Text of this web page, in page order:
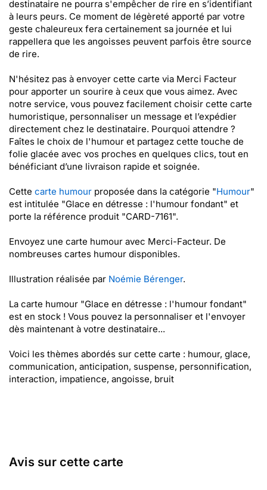
destinataire ne pourra s'empêcher de rire en s’identifiant
à leurs peurs. Ce moment de légèreté apporté par votre
geste chaleureux fera certainement sa journée et lui
rappellera que les angoisses peuvent parfois être source
de rire.
N'hésitez pas à envoyer cette carte via Merci Facteur
pour apporter un sourire à ceux que vous aimez. Avec
notre service, vous pouvez facilement choisir cette carte
humoristique, personnaliser un message et l’expédier
directement chez le destinataire. Pourquoi attendre ?
Faîtes le choix de l'humour et partagez cette touche de
folie glacée avec vos proches en quelques clics, tout en
bénéficiant d’une livraison rapide et soignée.
Cette carte humour proposée dans la catégorie "Humour"
est intitulée "Glace en détresse : l'humour fondant" et
porte la référence produit "CARD-7161".
Envoyez une carte humour avec Merci-Facteur. De
nombreuses cartes humour disponibles.
Illustration réalisée par Noémie Bérenger.
La carte humour "Glace en détresse : l'humour fondant"
est en stock ! Vous pouvez la personnaliser et l'envoyer
dès maintenant à votre destinataire...
Voici les thèmes abordés sur cette carte : humour, glace,
communication, anticipation, suspense, personnification,
interaction, impatience, angoisse, bruit
Avis sur cette carte